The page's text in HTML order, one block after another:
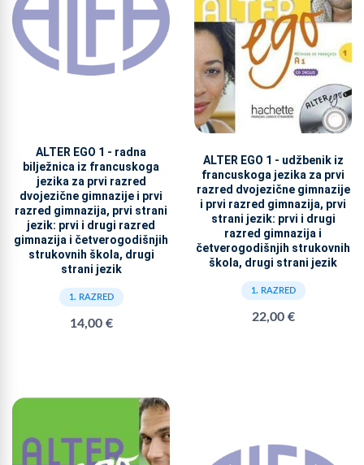
ALTER EGO 1 - radna
bilježnica iz francuskoga
jezika za prvi razred
dvojezične gimnazije i prvi
razred gimnazija, prvi strani
jezik: prvi i drugi razred
gimnazija i četverogodišnjih
strukovnih škola, drugi
strani jezik
1. RAZRED
14,00 €
ALTER EGO 1 - udžbenik iz
francuskoga jezika za prvi
razred dvojezične gimnazije
i prvi razred gimnazija, prvi
strani jezik: prvi i drugi
razred gimnazija i
četverogodišnjih strukovnih
škola, drugi strani jezik
1. RAZRED
22,00 €